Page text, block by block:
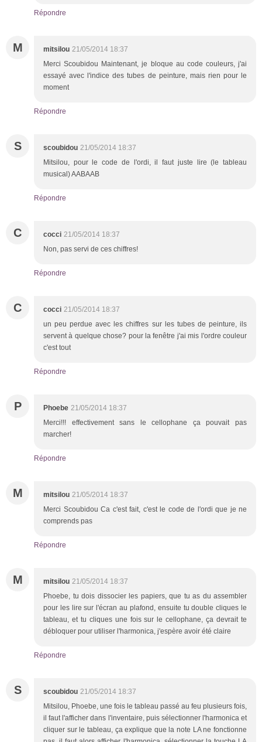
Répondre
M mitsilou 21/05/2014 18:37
Merci Scoubidou Maintenant, je bloque au code couleurs, j'ai
essayé avec l'indice des tubes de peinture, mais rien pour le
moment
Répondre
S scoubidou 21/05/2014 18:37
Mitsilou, pour le code de l'ordi, il faut juste lire (le tableau
musical) AABAAB
Répondre
C cocci 21/05/2014 18:37
Non, pas servi de ces chiffres!
Répondre
C cocci 21/05/2014 18:37
un peu perdue avec les chiffres sur les tubes de peinture, ils
servent à quelque chose? pour la fenêtre j'ai mis l'ordre couleur
c'est tout
Répondre
P Phoebe 21/05/2014 18:37
Merci!!! effectivement sans le cellophane ça pouvait pas
marcher!
Répondre
M mitsilou 21/05/2014 18:37
Merci Scoubidou Ca c'est fait, c'est le code de l'ordi que je ne
comprends pas
Répondre
M mitsilou 21/05/2014 18:37
Phoebe, tu dois dissocier les papiers, que tu as du assembler
pour les lire sur l'écran au plafond, ensuite tu double cliques le
tableau, et tu cliques une fois sur le cellophane, ça devrait te
débloquer pour utiliser l'harmonica, j'espère avoir été claire
Répondre
S scoubidou 21/05/2014 18:37
Mitsilou, Phoebe, une fois le tableau passé au feu plusieurs fois,
il faut l'afficher dans l'inventaire, puis sélectionner l'harmonica et
cliquer sur le tableau, ça explique que la note LA ne fonctionne